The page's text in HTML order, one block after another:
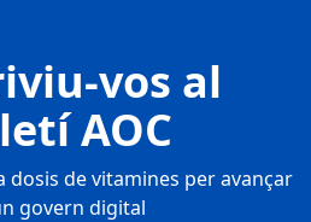
vos al
AOC
dosis de vitamines per avançar
govern digital